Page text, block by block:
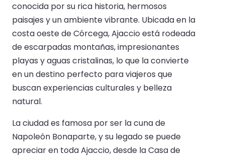
conocida por su rica historia, hermosos
paisajes y un ambiente vibrante. Ubicada en la
costa oeste de Córcega, Ajaccio está rodeada
de escarpadas montañas, impresionantes
playas y aguas cristalinas, lo que la convierte
en un destino perfecto para viajeros que
buscan experiencias culturales y belleza
natural.
La ciudad es famosa por ser la cuna de
Napoleón Bonaparte, y su legado se puede
apreciar en toda Ajaccio, desde la Casa de